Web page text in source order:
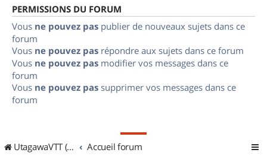
PERMISSIONS DU FORUM
Vous ne pouvez pas publier de nouveaux sujets dans ce
forum
Vous ne pouvez pas répondre aux sujets dans ce forum
Vous ne pouvez pas modifier vos messages dans ce
forum
Vous ne pouvez pas supprimer vos messages dans ce
forum
UtagawaVTT (Randos VTT et VTTAE avec traces GPS) Accueil forum